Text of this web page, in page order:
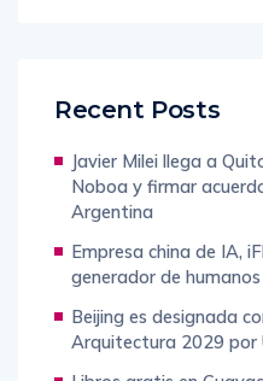
Recent Posts
Javier Milei llega a
Noboa y firmar
Argentina
Empresa china de IA,
generador de
Beijing es designada
Arquitectura 2029 por